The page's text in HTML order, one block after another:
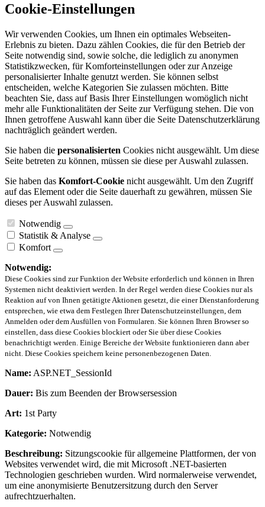
Cookie-Einstellungen
Wir verwenden Cookies, um Ihnen ein optimales Webseiten-
Erlebnis zu bieten. Dazu zählen Cookies, die für den Betrieb der
Seite notwendig sind, sowie solche, die lediglich zu anonymen
Statistikzwecken, für Komforteinstellungen oder zur Anzeige
personalisierter Inhalte genutzt werden. Sie können selbst
entscheiden, welche Kategorien Sie zulassen möchten. Bitte
beachten Sie, dass auf Basis Ihrer Einstellungen womöglich nicht
mehr alle Funktionalitäten der Seite zur Verfügung stehen. Die von
Ihnen getroffene Auswahl kann über die Seite Datenschutzerklärung
nachträglich geändert werden.
Sie haben die personalisierten Cookies nicht ausgewählt. Um diese
Seite betreten zu können, müssen sie diese per Auswahl zulassen.
Sie haben das Komfort-Cookie nicht ausgewählt. Um den Zugriff
auf das Element oder die Seite dauerhaft zu gewähren, müssen Sie
dieses per Auswahl zulassen.
Notwendig
Statistik & Analyse
Komfort
Notwendig:
Diese Cookies sind zur Funktion der Website erforderlich und können in Ihren
Systemen nicht deaktiviert werden. In der Regel werden diese Cookies nur als
Reaktion auf von Ihnen getätigte Aktionen gesetzt, die einer Dienstanforderung
entsprechen, wie etwa dem Festlegen Ihrer Datenschutzeinstellungen, dem
Anmelden oder dem Ausfüllen von Formularen. Sie können Ihren Browser so
einstellen, dass diese Cookies blockiert oder Sie über diese Cookies
benachrichtigt werden. Einige Bereiche der Website funktionieren dann aber
nicht. Diese Cookies speichern keine personenbezogenen Daten.
Name: ASP.NET_SessionId
Dauer: Bis zum Beenden der Browsersession
Art: 1st Party
Kategorie: Notwendig
Beschreibung: Sitzungscookie für allgemeine Plattformen, der von
Websites verwendet wird, die mit Microsoft .NET-basierten
Technologien geschrieben wurden. Wird normalerweise verwendet,
um eine anonymisierte Benutzersitzung durch den Server
aufrechtzuerhalten.